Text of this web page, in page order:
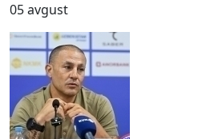
05 avgust